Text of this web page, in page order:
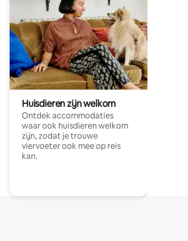
Huisdieren zijn welkom
Ontdek accommodaties
waar ook huisdieren welkom
zijn, zodat je trouwe
viervoeter ook mee op reis
kan.